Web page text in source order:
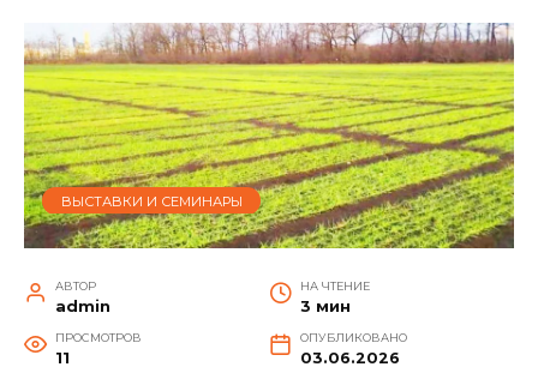
ВЫСТАВКИ И СЕМИНАРЫ
АВТОР
admin
НА ЧТЕНИЕ
3 мин
ПРОСМОТРОВ
11
ОПУБЛИКОВАНО
03.06.2026